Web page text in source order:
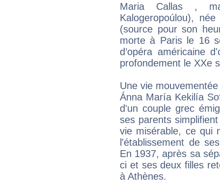
Maria Callas ,
Kalogeropoúlou),
(source pour son
morte à Paris le 16
d’opéra américaine
profondement le XXe
Une vie mouvementée
Ánna María Kekilía
d'un couple grec
ses parents
vie misérable, ce qui
l'établissement de
En 1937, après sa
ci et ses deux filles
à Athènes.